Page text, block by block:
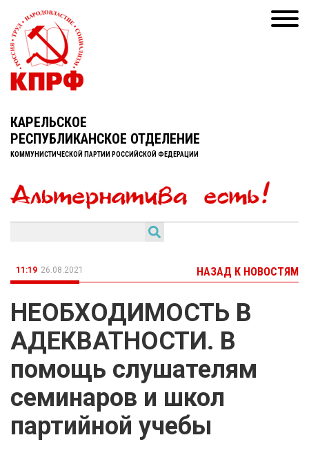
КАРЕЛЬСКОЕ
РЕСПУБЛИКАНСКОЕ ОТДЕЛЕНИЕ
КОММУНИСТИЧЕСКОЙ ПАРТИИ РОССИЙСКОЙ ФЕДЕРАЦИИ
11:19 26.08.2021 НАЗАД К НОВОСТЯМ
НЕОБХОДИМОСТЬ В
АДЕКВАТНОСТИ. В
помощь слушателям
семинаров и школ
партийной учебы